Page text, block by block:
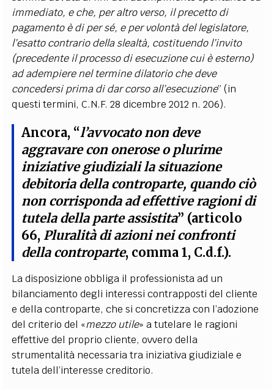
immediato, e che, per altro verso, il precetto di
pagamento è di per sé, e per volontà del legislatore,
l’esatto contrario della slealtà, costituendo l’invito
(precedente il processo di esecuzione cui è esterno)
ad adempiere nel termine dilatorio che deve
concedersi prima di dar corso all’esecuzione” (in
questi termini, C.N.F. 28 dicembre 2012 n. 206).
Ancora, “l’avvocato non deve
aggravare con onerose o plurime
iniziative giudiziali la situazione
debitoria della controparte, quando ciò
non corrisponda ad effettive ragioni di
tutela della parte assistita” (articolo
66, Pluralità di azioni nei confronti
della controparte, comma 1, C.d.f.).
La disposizione obbliga il professionista ad un
bilanciamento degli interessi contrapposti del cliente
e della controparte, che si concretizza con l’adozione
del criterio del «mezzo utile» a tutelare le ragioni
effettive del proprio cliente, ovvero della
strumentalità necessaria tra iniziativa giudiziale e
tutela dell’interesse creditorio.